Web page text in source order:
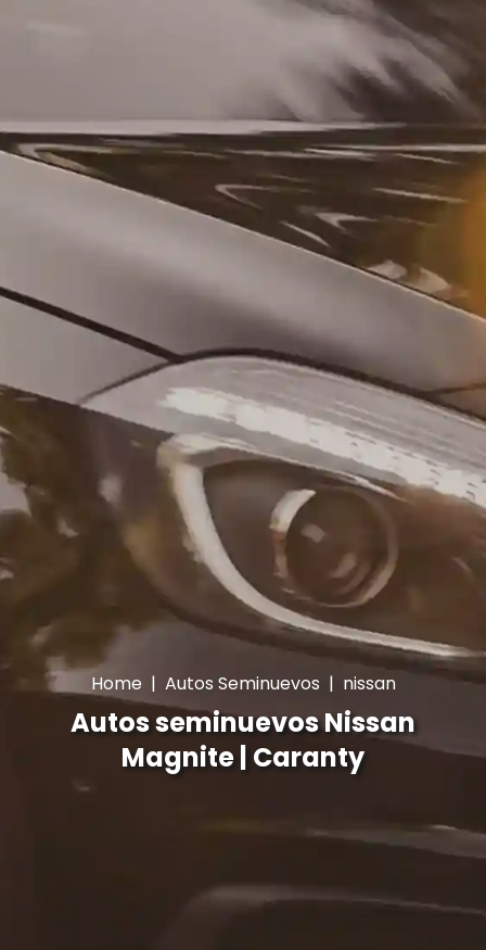
Home | Autos Seminuevos | nissan
Autos seminuevos Nissan
Magnite | Caranty